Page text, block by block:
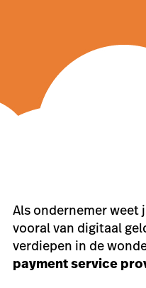
Als ondernemer weet
vooral van digitaal
verdiepen in de
payment service